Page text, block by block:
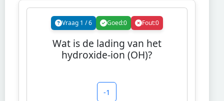
Vraag 1 /6 Goed:0 Fout:0
Wat is de lading van het
hydroxide-ion (OH)?
-1